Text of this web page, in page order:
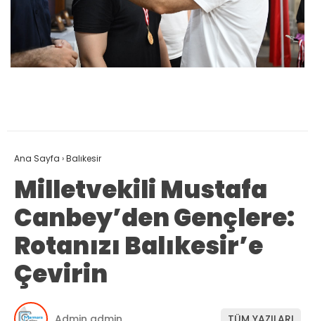
Ana Sayfa ›Balıkesir
Milletvekili Mustafa
Canbey’den Gençlere:
Rotanızı Balıkesir’e
Çevirin